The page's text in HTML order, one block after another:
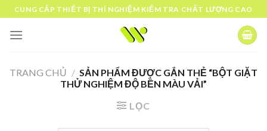
Skip
to
content
CUNG CẤP THIẾT BỊ THÍ NGHIỆM KIỂM TRA CHẤT LƯỢNG CAO
TRANG CHỦ / SẢN PHẨM ĐƯỢC GẮN THẺ “BỘT GIẶT
THỬ NGHIỆM ĐỘ BỀN MÀU VẢI”
LỌC